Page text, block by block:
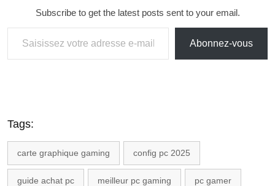
Subscribe to get the latest posts sent to your email.
Abonnez-vous
Tags:
carte graphique gaming config pc 2025
guide achat pc meilleur pc gaming pc gamer